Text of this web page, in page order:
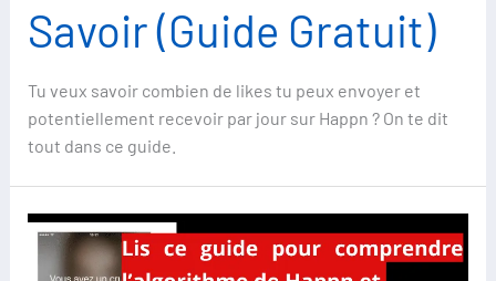
Savoir (Guide Gratuit)
Tu veux savoir combien de likes tu peux envoyer et
potentiellement recevoir par jour sur Happn ? On te dit
tout dans ce guide.